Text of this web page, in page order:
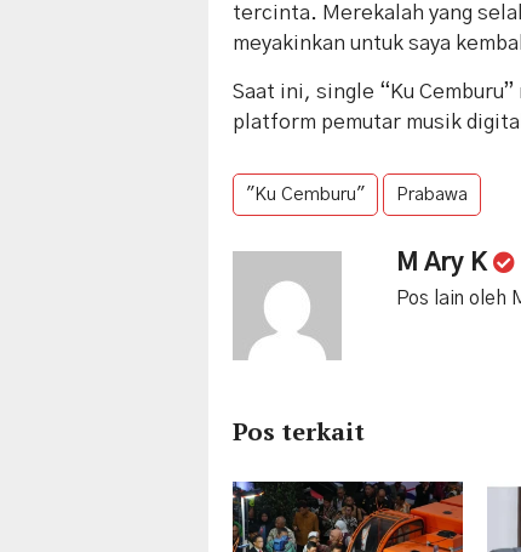
tercinta. Merekalah yang
meyakinkan untuk saya
Saat ini, single “Ku
platform pemutar musik
"Ku Cemburu" Prabawa
M Ary K
Pos lain oleh
Pos terkait